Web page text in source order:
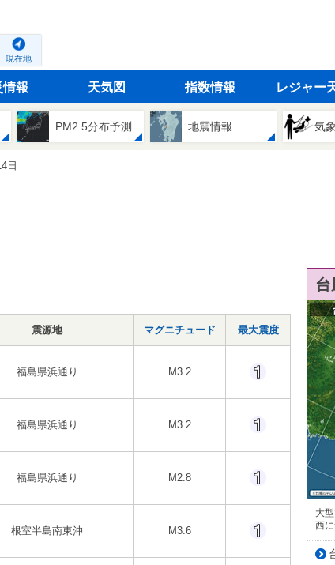
現在地
情報 天気図 指数情報 レジャー
PM2.5分布予測 地震情報 気
日
震源地 マグニチュード 最大震度
福島県浜通り M3.2
福島県浜通り M3.2
福島県浜通り M2.8
根室半島南東沖 M3.6
大
西